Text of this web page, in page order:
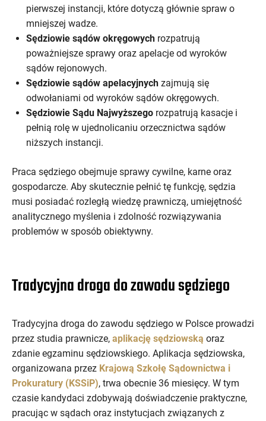
pierwszej instancji, które dotyczą głównie spraw o
mniejszej wadze.
Sędziowie sądów okręgowych rozpatrują
poważniejsze sprawy oraz apelacje od wyroków
sądów rejonowych.
Sędziowie sądów apelacyjnych zajmują się
odwołaniami od wyroków sądów okręgowych.
Sędziowie Sądu Najwyższego rozpatrują kasacje i
pełnią rolę w ujednolicaniu orzecznictwa sądów
niższych instancji.
Praca sędziego obejmuje sprawy cywilne, karne oraz
gospodarcze. Aby skutecznie pełnić tę funkcję, sędzia
musi posiadać rozległą wiedzę prawniczą, umiejętność
analitycznego myślenia i zdolność rozwiązywania
problemów w sposób obiektywny.
Tradycyjna droga do zawodu sędziego
Tradycyjna droga do zawodu sędziego w Polsce prowadzi
przez studia prawnicze, aplikację sędziowską oraz
zdanie egzaminu sędziowskiego. Aplikacja sędziowska,
organizowana przez Krajową Szkołę Sądownictwa i
Prokuratury (KSSiP), trwa obecnie 36 miesięcy. W tym
czasie kandydaci zdobywają doświadczenie praktyczne,
pracując w sądach oraz instytucjach związanych z